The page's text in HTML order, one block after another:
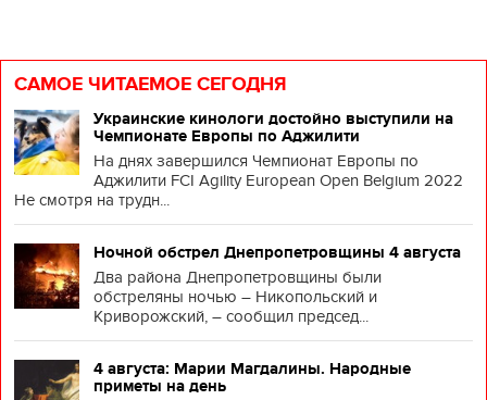
САМОЕ ЧИТАЕМОЕ СЕГОДНЯ
Украинские кинологи достойно выступили на
Чемпионате Европы по Аджилити
На днях завершился Чемпионат Европы по
Аджилити FCI Agility European Open Belgium 2022
Не смотря на трудн...
Ночной обстрел Днепропетровщины 4 августа
Два района Днепропетровщины были
обстреляны ночью – Никопольский и
Криворожский, – сообщил председ...
4 августа: Марии Магдалины. Народные
приметы на день